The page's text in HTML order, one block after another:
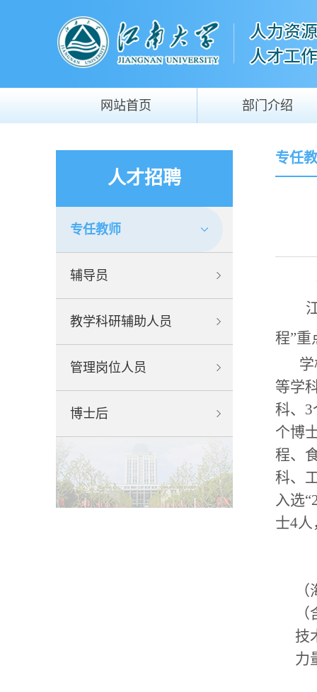
网站首页 部门介绍
人才招聘
专任教师
辅导员
教学科研辅助人员
管理岗位人员
博士后
专任
程”重
等学
科、 3
个博
程、
科、
入选“
士4人
技
力